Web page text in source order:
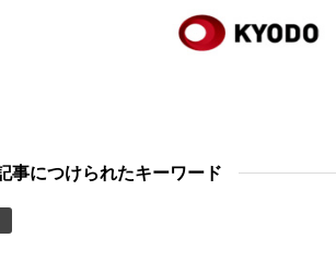
事につけられたキーワード